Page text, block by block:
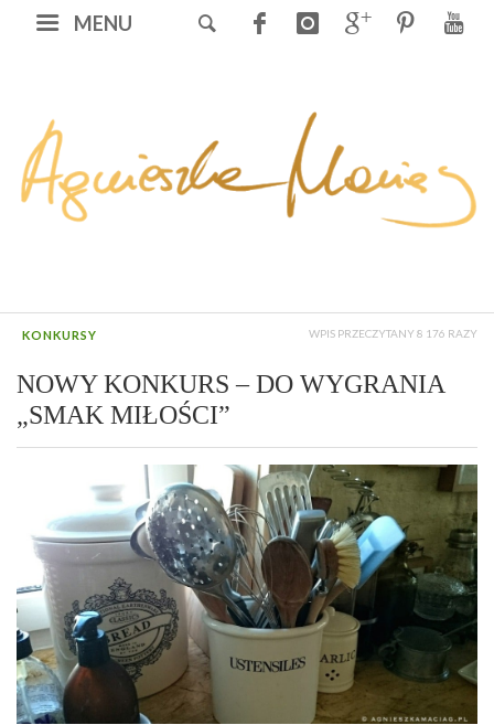
MENU
KONKURSY WPIS PRZECZYTANY 8 176 RAZY
NOWY KONKURS – DO WYGRANIA
„SMAK MIŁOŚCI”